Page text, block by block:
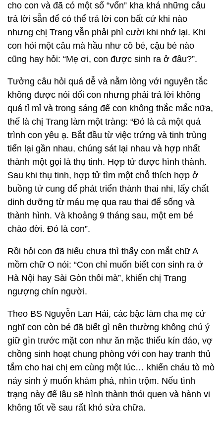
cho con và đã có một số “vốn” kha khá những câu
trả lời sẵn để có thể trả lời con bất cứ khi nào
nhưng chị Trang vẫn phải phì cười khi nhớ lại. Khi
con hỏi một câu mà hầu như cô bé, cậu bé nào
cũng hay hỏi: “Mẹ ơi, con được sinh ra ở đâu?”.
Tưởng câu hỏi quá dễ và nằm lòng với nguyên tắc
không được nói dối con nhưng phải trả lời không
quá tỉ mỉ và trong sáng để con không thắc mắc nữa,
thế là chị Trang làm một tràng: “Đó là cả một quá
trình con yêu ạ. Bắt đầu từ việc trứng và tinh trùng
tiến lại gần nhau, chúng sát lại nhau và hợp nhất
thành một gọi là thụ tinh. Hợp tử được hình thành.
Sau khi thụ tinh, hợp tử tìm một chỗ thích hợp ở
buồng tử cung để phát triển thành thai nhi, lấy chất
dinh dưỡng từ máu mẹ qua rau thai để sống và
thành hình. Và khoảng 9 tháng sau, một em bé
chào đời. Đó là con”.
Rồi hỏi con đã hiểu chưa thì thấy con mắt chữ A
mồm chữ O nói: “Con chỉ muốn biết con sinh ra ở
Hà Nội hay Sài Gòn thôi mà”, khiến chị Trang
ngượng chín người.
Theo BS Nguyễn Lan Hải, các bậc làm cha mẹ cứ
nghĩ con còn bé đã biết gì nên thường không chú ý
giữ gìn trước mặt con như ăn mặc thiếu kín đáo, vợ
chồng sinh hoạt chung phòng với con hay tranh thủ
tắm cho hai chị em cùng một lúc… khiến cháu tò mò
nảy sinh ý muốn khám phá, nhìn trộm. Nếu tình
trạng này để lâu sẽ hình thành thói quen và hành vi
không tốt về sau rất khó sửa chữa.